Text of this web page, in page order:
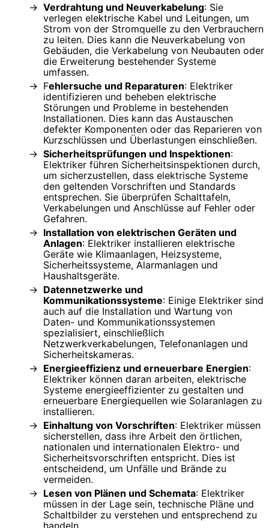
Verdrahtung und Neuverkabelung: Sie
verlegen elektrische Kabel und Leitungen, um
Strom von der Stromquelle zu den Verbrauchern
zu leiten. Dies kann die Neuverkabelung von
Gebäuden, die Verkabelung von Neubauten oder
die Erweiterung bestehender Systeme
umfassen.
Fehlersuche und Reparaturen: Elektriker
identifizieren und beheben elektrische
Störungen und Probleme in bestehenden
Installationen. Dies kann das Austauschen
defekter Komponenten oder das Reparieren von
Kurzschlüssen und Überlastungen einschließen.
Sicherheitsprüfungen und Inspektionen:
Elektriker führen Sicherheitsinspektionen durch,
um sicherzustellen, dass elektrische Systeme
den geltenden Vorschriften und Standards
entsprechen. Sie überprüfen Schalttafeln,
Verkabelungen und Anschlüsse auf Fehler oder
Gefahren.
Installation von elektrischen Geräten und
Anlagen: Elektriker installieren elektrische
Geräte wie Klimaanlagen, Heizsysteme,
Sicherheitssysteme, Alarmanlagen und
Haushaltsgeräte.
Datennetzwerke und
Kommunikationssysteme: Einige Elektriker sind
auch auf die Installation und Wartung von
Daten- und Kommunikationssystemen
spezialisiert, einschließlich
Netzwerkverkabelungen, Telefonanlagen und
Sicherheitskameras.
Energieeffizienz und erneuerbare Energien:
Elektriker können daran arbeiten, elektrische
Systeme energieeffizienter zu gestalten und
erneuerbare Energiequellen wie Solaranlagen zu
installieren.
Einhaltung von Vorschriften: Elektriker müssen
sicherstellen, dass ihre Arbeit den örtlichen,
nationalen und internationalen Elektro- und
Sicherheitsvorschriften entspricht. Dies ist
entscheidend, um Unfälle und Brände zu
vermeiden.
Lesen von Plänen und Schemata: Elektriker
müssen in der Lage sein, technische Pläne und
Schaltbilder zu verstehen und entsprechend zu
handeln.